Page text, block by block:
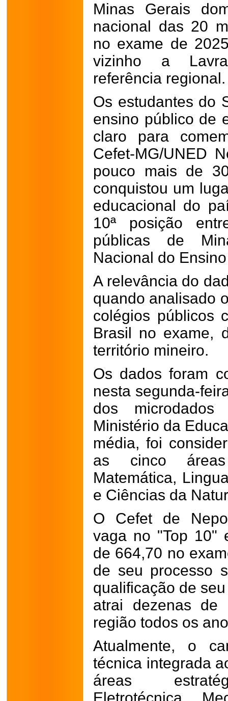
Minas Gerais
nacional das 20
no exame de
vizinho a
referência regional.
Os estudantes do
ensino público de
claro para
Cefet-MG/UNED
pouco mais de
conquistou um
educacional do
10ª posição
públicas de
Nacional do
A relevância do
quando analisado
colégios públicos
Brasil no exame,
território mineiro.
Os dados foram
nesta segunda-
dos
Ministério da
média, foi
as cinco áreas
Matemática,
e Ciências da
O Cefet de
vaga no "Top 10"
de 664,70 no
de seu processo
qualificação de
atrai dezenas de
região todos os
Atualmente, o
técnica integrada
áreas